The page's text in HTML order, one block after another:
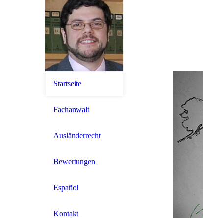
Startseite
Fachanwalt
Ausländerrecht
Bewertungen
Español
Kontakt